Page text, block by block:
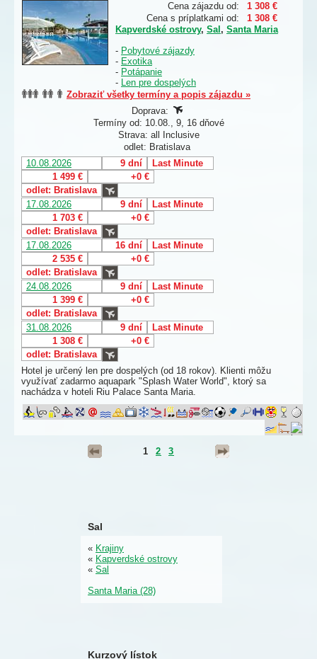
Cena zájazdu od:
1 308 €
Cena s príplatkami od:
1 308 €
Kapverdské ostrovy, Sal , Santa Maria
- Pobytové zájazdy
- Exotika
- Potápanie
- Len pre dospelých
Zobraziť všetky termíny a popis zájazdu »
Doprava:
Termíny od: 10.08., 9, 16 dňové
Strava: all Inclusive
odlet: Bratislava
10.08.2026
9 dní
Last Minute
1 499 €
+0 €
odlet: Bratislava
17.08.2026
9 dní
Last Minute
1 703 €
+0 €
odlet: Bratislava
17.08.2026
16 dní
Last Minute
2 535 €
+0 €
odlet: Bratislava
24.08.2026
9 dní
Last Minute
1 399 €
+0 €
odlet: Bratislava
31.08.2026
9 dní
Last Minute
1 308 €
+0 €
odlet: Bratislava
Hotel je určený len pre dospelých (od 18 rokov). Klienti môžu
využívať zadarmo aquapark "Splash Water World", ktorý sa
nachádza v hoteli Riu Palace Santa Maria.
1 2 3
Sal
« Krajiny
« Kapverdské ostrovy
« Sal
Santa Maria (28)
Kurzový lístok